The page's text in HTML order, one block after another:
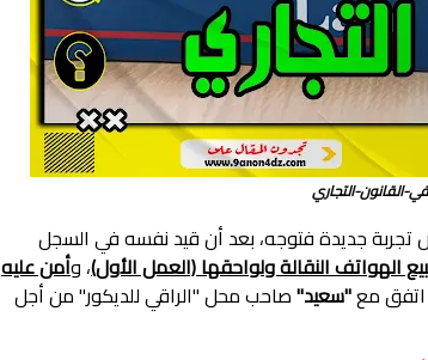
القانون-التجاري
جديدة فتوجه، بعد أن قيد نفسه في السجل
الهواتف النقالة ولواحقها (العمل الأول)، وأمن عليه
اتفق مع"سعيد"صاحب محل "الراقي للديكور" من أجل